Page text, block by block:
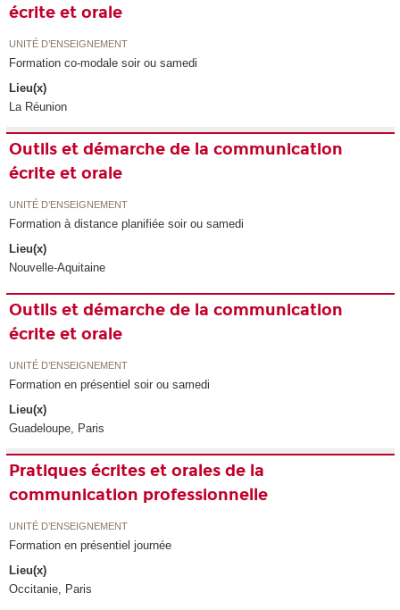
écrite et orale
UNITÉ D’ENSEIGNEMENT
Formation co-modale soir ou samedi
Lieu(x)
La Réunion
Outils et démarche de la communication
écrite et orale
UNITÉ D’ENSEIGNEMENT
Formation à distance planifiée soir ou samedi
Lieu(x)
Nouvelle-Aquitaine
Outils et démarche de la communication
écrite et orale
UNITÉ D’ENSEIGNEMENT
Formation en présentiel soir ou samedi
Lieu(x)
Guadeloupe, Paris
Pratiques écrites et orales de la
communication professionnelle
UNITÉ D’ENSEIGNEMENT
Formation en présentiel journée
Lieu(x)
Occitanie, Paris